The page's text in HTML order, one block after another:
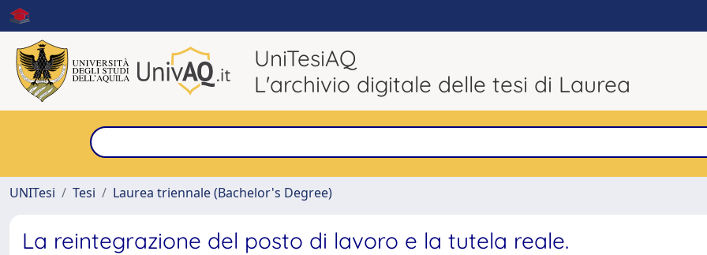
UniTesiAQ
L'archivio digitale delle tesi di Laurea
UNITesi
Tesi Laurea triennale (Bachelor's Degree)
La reintegrazione del posto di lavoro e la tutela reale.